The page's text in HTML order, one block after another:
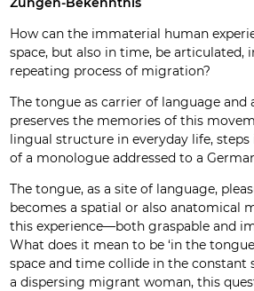
How can the immaterial human
space, but also in time, be articulated,
repeating process of migration?
The tongue as carrier of language and
preserves the memories of this
lingual structure in everyday life,
of a monologue addressed to a
The tongue, as a site of language,
becomes a spatial or also anatomical
this experience—both graspable and
What does it mean to be ‘in the
space and time collide in the
a dispersing migrant woman, this